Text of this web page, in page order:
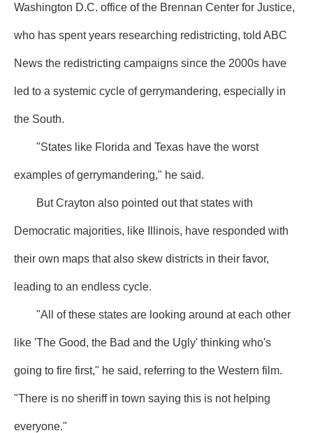
Washington D.C. office of the Brennan Center for Justice,
who has spent years researching redistricting, told ABC
News the redistricting campaigns since the 2000s have
led to a systemic cycle of gerrymandering, especially in
the South.
"States like Florida and Texas have the worst
examples of gerrymandering," he said.
But Crayton also pointed out that states with
Democratic majorities, like Illinois, have responded with
their own maps that also skew districts in their favor,
leading to an endless cycle.
"All of these states are looking around at each other
like 'The Good, the Bad and the Ugly' thinking who's
going to fire first," he said, referring to the Western film.
"There is no sheriff in town saying this is not helping
everyone."